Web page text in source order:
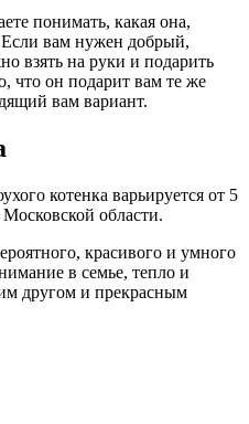
понимать, какая она,
Если вам нужен добрый,
взять на руки и подарить
что он подарит вам те же
вам вариант.
котенка варьируется от 5
области.
красивого и умного
в семье, тепло и
другом и прекрасным